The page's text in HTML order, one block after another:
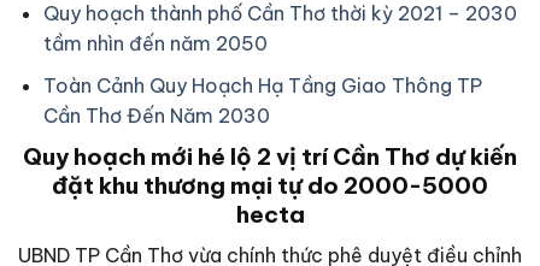
Quy hoạch thành phố Cần Thơ thời kỳ 2021 – 2030
tầm nhìn đến năm 2050
Toàn Cảnh Quy Hoạch Hạ Tầng Giao Thông TP
Cần Thơ Đến Năm 2030
Quy hoạch mới hé lộ 2 vị trí Cần Thơ dự kiến
đặt khu thương mại tự do 2000-5000
hecta
UBND TP Cần Thơ vừa chính thức phê duyệt điều chỉnh